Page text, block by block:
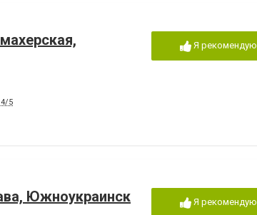
5
Я рекомендую
Южноукраинск Я рекомендую